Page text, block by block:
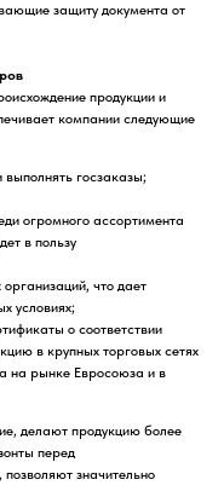
защиту документа от
продукции и
компании следующие
выполнять госзаказы;
огромного ассортимента
в пользу
что дает
условиях;
о соответствии
в крупных торговых сетях
на рынке Евросоюза и в
делают продукцию более
перед
значительно